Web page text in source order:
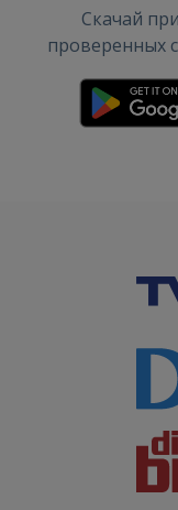
Скачай
проверенных